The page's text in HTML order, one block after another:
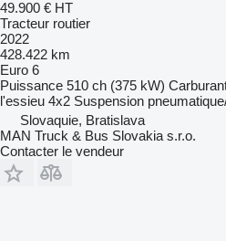
49.900 € HT
Tracteur routier
2022
428.422 km
Euro 6
Puissance 510 ch (375 kW)
l'essieu 4x2 Suspension
Slovaquie, Bratislava
MAN Truck & Bus Slovakia s.r.o.
Contacter le vendeur